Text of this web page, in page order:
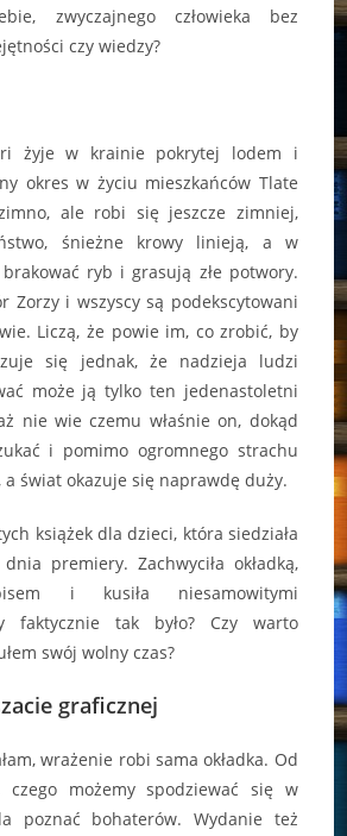
zwyczajnego człowieka bez
czy wiedzy?
żyje w krainie pokrytej lodem i
okres w życiu mieszkańców Tlate
ale robi się jeszcze zimniej,
śnieżne krowy linieją, a w
ryb i grasują złe potwory.
Zorzy i wszyscy są podekscytowani
Liczą, że powie im, co zrobić, by
się jednak, że nadzieja ludzi
może ją tylko ten jedenastoletni
nie wie czemu właśnie on, dokąd
i pomimo ogromnego strachu
świat okazuje się naprawdę duży.
książek dla dzieci, która siedziała
premiery. Zachwyciła okładką,
i kusiła niesamowitymi
faktycznie tak było? Czy warto
swój wolny czas?
graficznej
wrażenie robi sama okładka. Od
czego możemy spodziewać się w
poznać bohaterów. Wydanie też